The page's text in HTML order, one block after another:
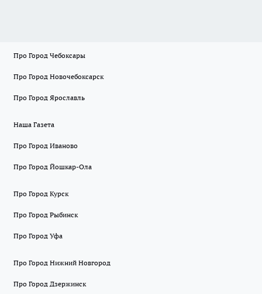
Про Город Чебоксары
Про Город Новочебоксарск
Про Город Ярославль
Наша Газета
Про Город Иваново
Про Город Йошкар-Ола
Про Город Курск
Про Город Рыбинск
Про Город Уфа
Про Город Нижний Новгород
Про Город Дзержинск